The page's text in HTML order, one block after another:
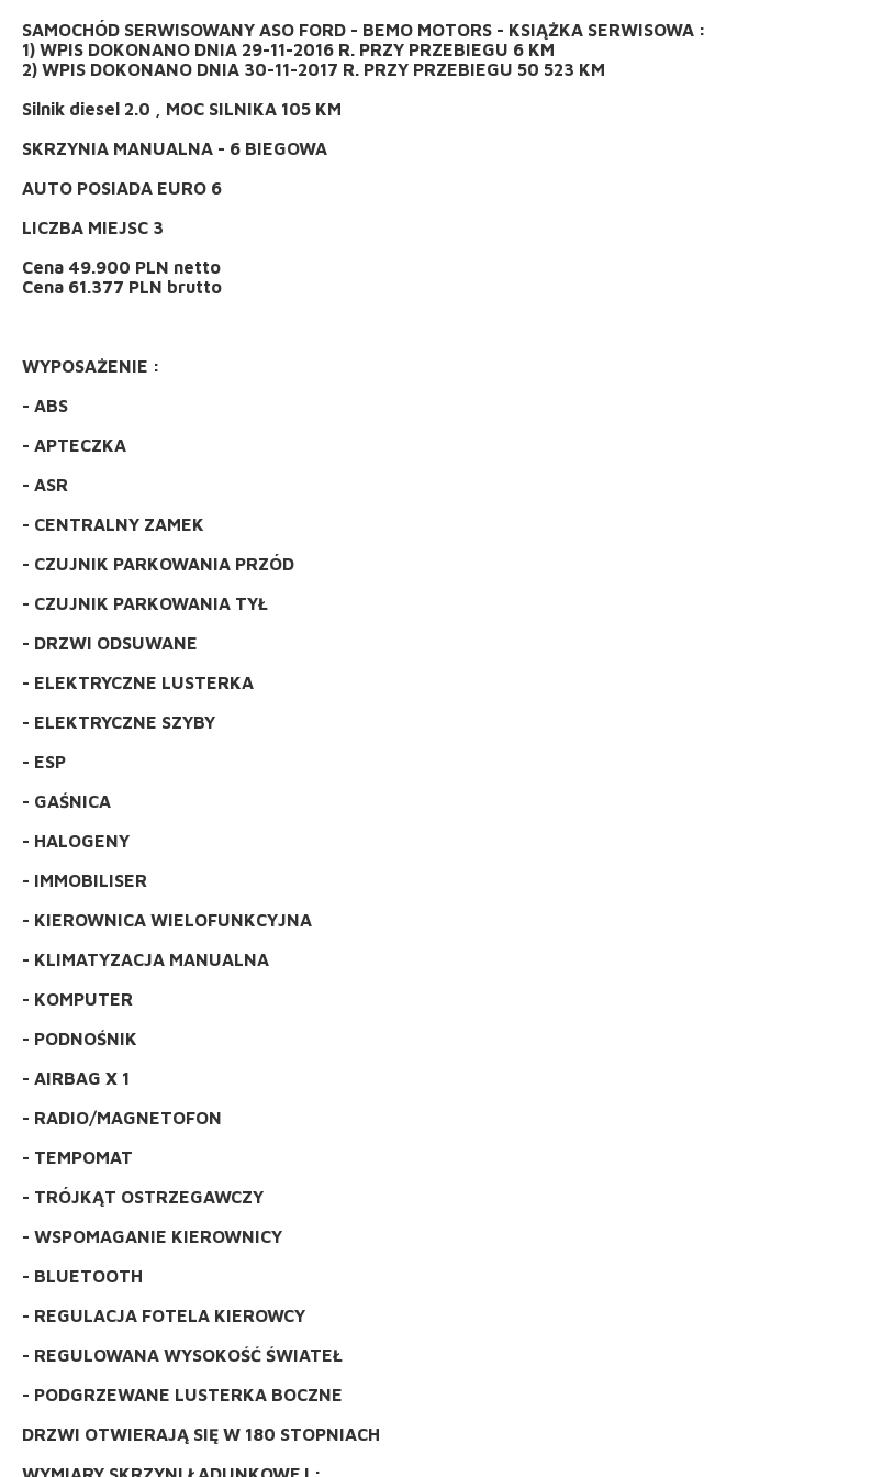
SAMOCHÓD SERWISOWANY ASO FORD - BEMO MOTORS - KSIĄŻKA SERWISOWA :
1) WPIS DOKONANO DNIA 29-11-2016 R. PRZY PRZEBIEGU 6 KM
2) WPIS DOKONANO DNIA 30-11-2017 R. PRZY PRZEBIEGU 50 523 KM
Silnik diesel 2.0 , MOC SILNIKA 105 KM
SKRZYNIA MANUALNA - 6 BIEGOWA
AUTO POSIADA EURO 6
LICZBA MIEJSC 3
Cena 49.900 PLN netto
Cena 61.377 PLN brutto
WYPOSAŻENIE :
- ABS
- APTECZKA
- ASR
- CENTRALNY ZAMEK
- CZUJNIK PARKOWANIA PRZÓD
- CZUJNIK PARKOWANIA TYŁ
- DRZWI ODSUWANE
- ELEKTRYCZNE LUSTERKA
- ELEKTRYCZNE SZYBY
- ESP
- GAŚNICA
- HALOGENY
- IMMOBILISER
- KIEROWNICA WIELOFUNKCYJNA
- KLIMATYZACJA MANUALNA
- KOMPUTER
- PODNOŚNIK
- AIRBAG X 1
- RADIO/MAGNETOFON
- TEMPOMAT
- TRÓJKĄT OSTRZEGAWCZY
- WSPOMAGANIE KIEROWNICY
- BLUETOOTH
- REGULACJA FOTELA KIEROWCY
- REGULOWANA WYSOKOŚĆ ŚWIATEŁ
- PODGRZEWANE LUSTERKA BOCZNE
DRZWI OTWIERAJĄ SIĘ W 180 STOPNIACH